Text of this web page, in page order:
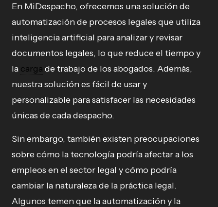
En MiDespacho, ofrecemos una solución de
automatización de procesos legales que utiliza
inteligencia artificial para analizar y revisar
documentos legales, lo que reduce el tiempo y
la carga de trabajo de los abogados. Además,
nuestra solución es fácil de usar y
personalizable para satisfacer las necesidades
únicas de cada despacho.
Sin embargo, también existen preocupaciones
sobre cómo la tecnología podría afectar a los
empleos en el sector legal y cómo podría
cambiar la naturaleza de la práctica legal.
Algunos temen que la automatización y la